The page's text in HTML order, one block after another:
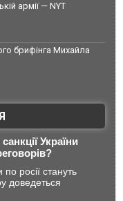
армії — NYT
брифінга Михайла
України
росії стануть
доведеться